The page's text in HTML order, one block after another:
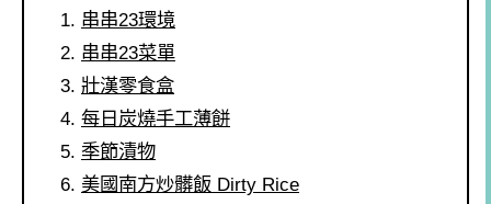
串串23環境
串串23菜單
壯漢零食盒
每日炭燒手工薄餅
季節漬物
美國南方炒髒飯 Dirty Rice